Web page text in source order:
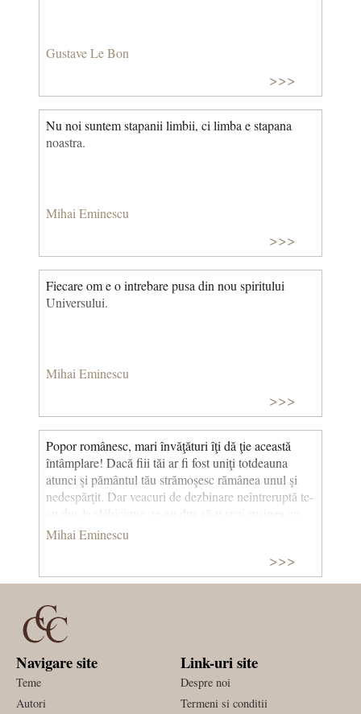
Gustave Le Bon
>>>
Nu noi suntem stapanii limbii, ci limba e stapana
noastra.
Mihai Eminescu
>>>
Fiecare om e o intrebare pusa din nou spiritului
Universului.
Mihai Eminescu
>>>
Popor românesc, mari învăţături îţi dă ţie această
întâmplare! Dacă fiii tăi ar fi fost uniţi totdeauna
atunci şi pământul tău strămoşesc rămânea unul şi
nedespărţit. Dar veacuri de dezbinare neîntreruptă te-
au dus la slăbiciune, te-au dus să-ţi vezi ruşinea cu
ochii!
Mihai Eminescu
>>>
Navigare site
Teme
Autori
Link-uri site
Despre noi
Termeni si conditii